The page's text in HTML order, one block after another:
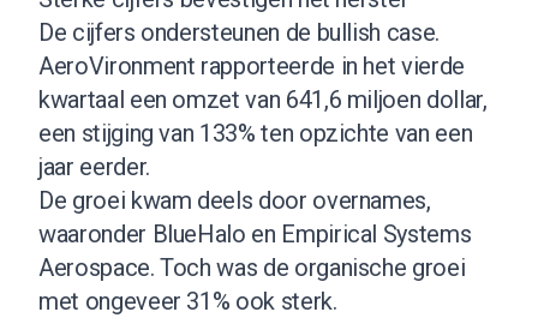
De cijfers ondersteunen de bullish case.
AeroVironment rapporteerde in het vierde
kwartaal een omzet van 641,6 miljoen dollar,
een stijging van 133% ten opzichte van een
jaar eerder.
De groei kwam deels door overnames,
waaronder BlueHalo en Empirical Systems
Aerospace. Toch was de organische groei
met ongeveer 31% ook sterk.